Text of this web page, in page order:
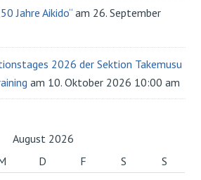
Jahre Aikido“ am 26. September
2026 der Sektion Takemusu
am 10. Oktober 2026 10:00 am
August 2026
D F S
S